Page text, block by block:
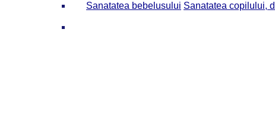
Sanatatea bebelusului Sanatatea copilului,